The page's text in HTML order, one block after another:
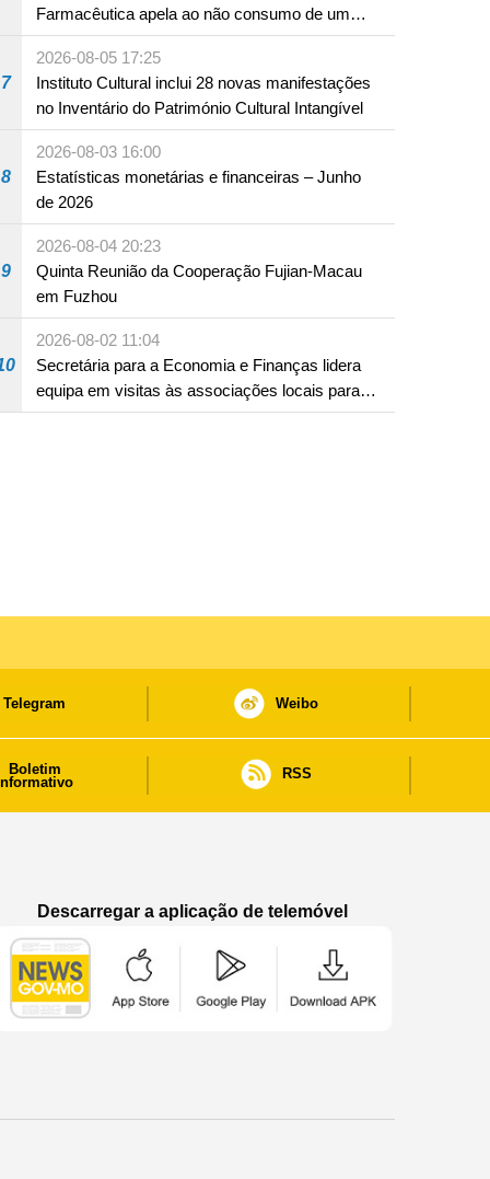
Farmacêutica apela ao não consumo de um
produto com substâncias medicamentosas
ocidentais
7
2026-08-05 17:25
Instituto Cultural inclui 28 novas manifestações
no Inventário do Património Cultural Intangível
8
2026-08-03 16:00
Estatísticas monetárias e financeiras – Junho
de 2026
9
2026-08-04 20:23
Quinta Reunião da Cooperação Fujian-Macau
em Fuzhou
2026-08-02 11:04
Secretária para a Economia e Finanças lidera
equipa em visitas às associações locais para
consolidar consensos e promover os trabalhos
Telegram Weibo
Boletim
RSS
Descarregar a aplicação de telemóvel